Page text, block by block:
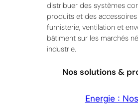
distribuer des systèmes
produits et des
fumisterie, ventilation et
bâtiment sur les marchés
industrie.
Nos solutions &
Energie : Nos